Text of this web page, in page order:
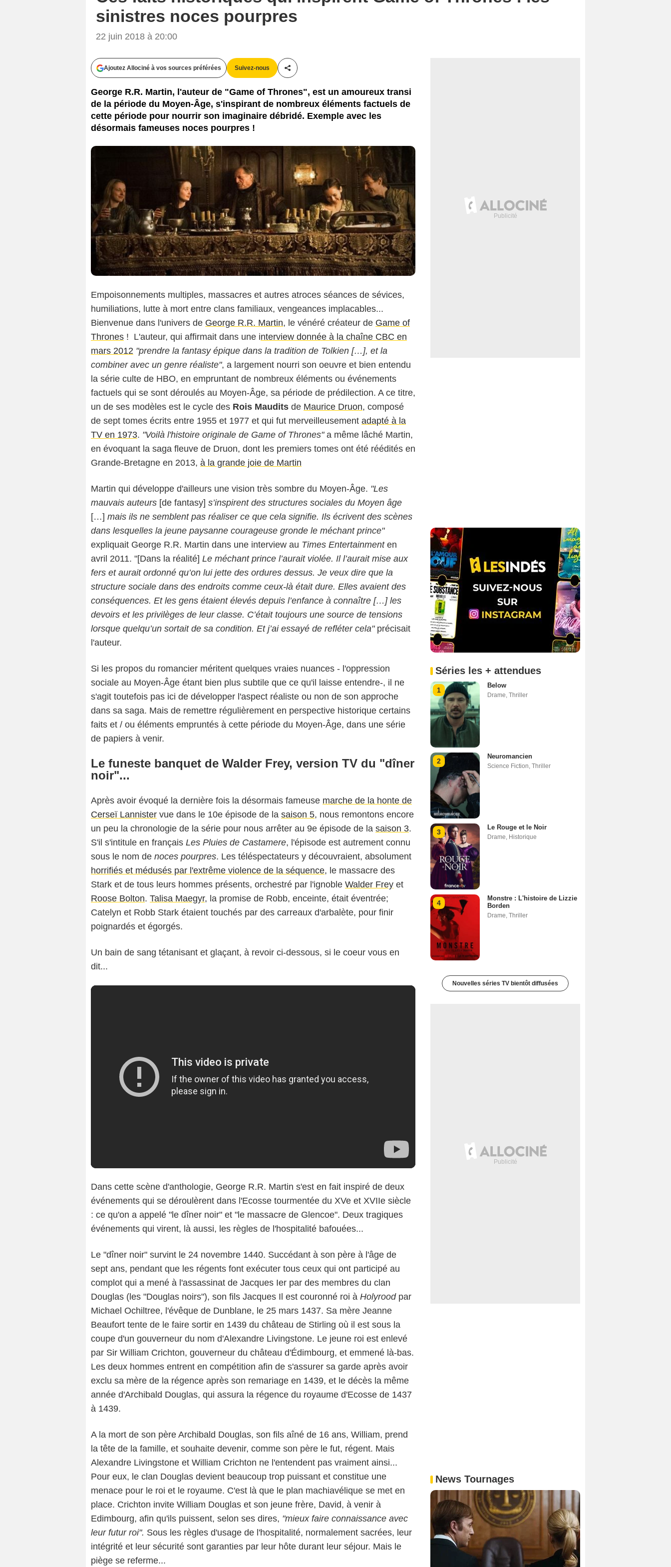
sinistres noces pourpres
22 juin 2018 à 20:00
Ajoutez Allociné à vos sources préférées Suivez-nous
Partager cet article
George R.R. Martin, l'auteur de "Game of Thrones", est un amoureux transi
de la période du Moyen-Âge, s'inspirant de nombreux éléments factuels de
cette période pour nourrir son imaginaire débridé. Exemple avec les
désormais fameuses noces pourpres !
HBO
Empoisonnements multiples, massacres et autres atroces séances de sévices,
humiliations, lutte à mort entre clans familiaux, vengeances implacables...
Bienvenue dans l'univers de George R.R. Martin, le vénéré créateur de Game of
Thrones ! L'auteur, qui affirmait dans une interview donnée à la chaîne CBC en
mars 2012 "prendre la fantasy épique dans la tradition de Tolkien […], et la
combiner avec un genre réaliste", a largement nourri son oeuvre et bien entendu
la série culte de HBO, en empruntant de nombreux éléments ou événements
factuels qui se sont déroulés au Moyen-Âge, sa période de prédilection. A ce titre,
un de ses modèles est le cycle des Rois Maudits de Maurice Druon, composé
de sept tomes écrits entre 1955 et 1977 et qui fut merveilleusement adapté à la
TV en 1973. "Voilà l'histoire originale de Game of Thrones"a même lâché Martin,
en évoquant la saga fleuve de Druon, dont les premiers tomes ont été réédités en
Grande-Bretagne en 2013, à la grande joie de Martin
Martin qui développe d'ailleurs une vision très sombre du Moyen-Âge. "Les
mauvais auteurs [de fantasy] s’inspirent des structures sociales du Moyen âge
[…] mais ils ne semblent pas réaliser ce que cela signifie. Ils écrivent des scènes
dans lesquelles la jeune paysanne courageuse gronde le méchant prince"
expliquait George R.R. Martin dans une interview au Times Entertainmenten
avril 2011. "[Dans la réalité] Le méchant prince l’aurait violée. Il l’aurait mise aux
fers et aurait ordonné qu’on lui jette des ordures dessus. Je veux dire que la
structure sociale dans des endroits comme ceux-là était dure. Elles avaient des
conséquences. Et les gens étaient élevés depuis l’enfance à connaître […] les
devoirs et les privilèges de leur classe. C’était toujours une source de tensions
lorsque quelqu’un sortait de sa condition. Et j’ai essayé de refléter cela"précisait
l'auteur.
Si les propos du romancier méritent quelques vraies nuances - l'oppression
sociale au Moyen-Âge étant bien plus subtile que ce qu'il laisse entendre-, il ne
s'agit toutefois pas ici de développer l'aspect réaliste ou non de son approche
dans sa saga. Mais de remettre régulièrement en perspective historique certains
faits et / ou éléments empruntés à cette période du Moyen-Âge, dans une série
de papiers à venir.
Le funeste banquet de Walder Frey, version TV du "dîner
noir"...
Après avoir évoqué la dernière fois la désormais fameuse marche de la honte de
Cerseï Lannister vue dans le 10e épisode de la saison 5, nous remontons encore
un peu la chronologie de la série pour nous arrêter au 9e épisode de la saison 3.
S'il s'intitule en français Les Pluies de Castamere, l'épisode est autrement connu
sous le nom de noces pourpres. Les téléspectateurs y découvraient, absolument
horrifiés et médusés par l'extrême violence de la séquence, le massacre des
Stark et de tous leurs hommes présents, orchestré par l'ignoble Walder Frey et
Roose Bolton. Talisa Maegyr, la promise de Robb, enceinte, était éventrée;
Catelyn et Robb Stark étaient touchés par des carreaux d'arbalète, pour finir
poignardés et égorgés.
Un bain de sang tétanisant et glaçant, à revoir ci-dessous, si le coeur vous en
dit...
Dans cette scène d'anthologie, George R.R. Martin s'est en fait inspiré de deux
événements qui se déroulèrent dans l'Ecosse tourmentée du XVe et XVIIe siècle
: ce qu'on a appelé "le dîner noir" et "le massacre de Glencoe". Deux tragiques
événements qui virent, là aussi, les règles de l'hospitalité bafouées...
Le "dîner noir" survint le 24 novembre 1440. Succédant à son père à l'âge de
sept ans, pendant que les régents font exécuter tous ceux qui ont participé au
complot qui a mené à l'assassinat de Jacques Ier par des membres du clan
Douglas (les "Douglas noirs"), son fils Jacques Il est couronné roi à Holyroodpar
Michael Ochiltree, l'évêque de Dunblane, le 25 mars 1437. Sa mère Jeanne
Beaufort tente de le faire sortir en 1439 du château de Stirling où il est sous la
coupe d'un gouverneur du nom d'Alexandre Livingstone. Le jeune roi est enlevé
par Sir William Crichton, gouverneur du château d'Édimbourg, et emmené là-bas.
Les deux hommes entrent en compétition afin de s'assurer sa garde après avoir
exclu sa mère de la régence après son remariage en 1439, et le décès la même
année d'Archibald Douglas, qui assura la régence du royaume d'Ecosse de 1437
à 1439.
A la mort de son père Archibald Douglas, son fils aîné de 16 ans, William, prend
la tête de la famille, et souhaite devenir, comme son père le fut, régent. Mais
Alexandre Livingstone et William Crichton ne l'entendent pas vraiment ainsi...
Pour eux, le clan Douglas devient beaucoup trop puissant et constitue une
menace pour le roi et le royaume. C'est là que le plan machiavélique se met en
place. Crichton invite William Douglas et son jeune frère, David, à venir à
Edimbourg, afin qu'ils puissent, selon ses dires, "mieux faire connaissance avec
leur futur roi". Sous les règles d'usage de l'hospitalité, normalement sacrées, leur
intégrité et leur sécurité sont garanties par leur hôte durant leur séjour. Mais le
piège se referme...
Séries les + attendues
1
Below
Drame Thriller
2
Neuromancien
Science Fiction Thriller
3
Le Rouge et le Noir
Drame Historique
4
Monstre : L'histoire de Lizzie
Borden
Drame Thriller
Nouvelles séries TV bientôt diffusées
News Tournages